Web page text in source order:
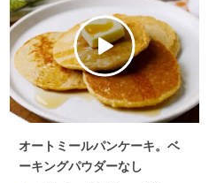
オートミールパンケーキ。ベ
ーキングパウダーなし